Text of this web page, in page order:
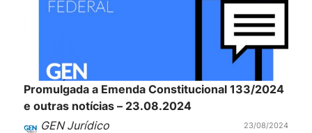
Promulgada a Emenda Constitucional 133/2024
e outras notícias – 23.08.2024
GEN Jurídico
23/08/2024